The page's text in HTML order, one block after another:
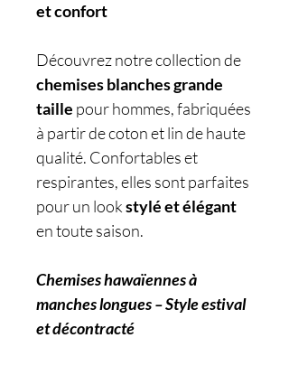
et confort
Découvrez notre collection de
chemises blanches grande
taille pour hommes, fabriquées
à partir de coton et lin de haute
qualité. Confortables et
respirantes, elles sont parfaites
pour un lookstylé et élégant
en toute saison.
Chemises hawaïennes à
manches longues – Style estival
et décontracté